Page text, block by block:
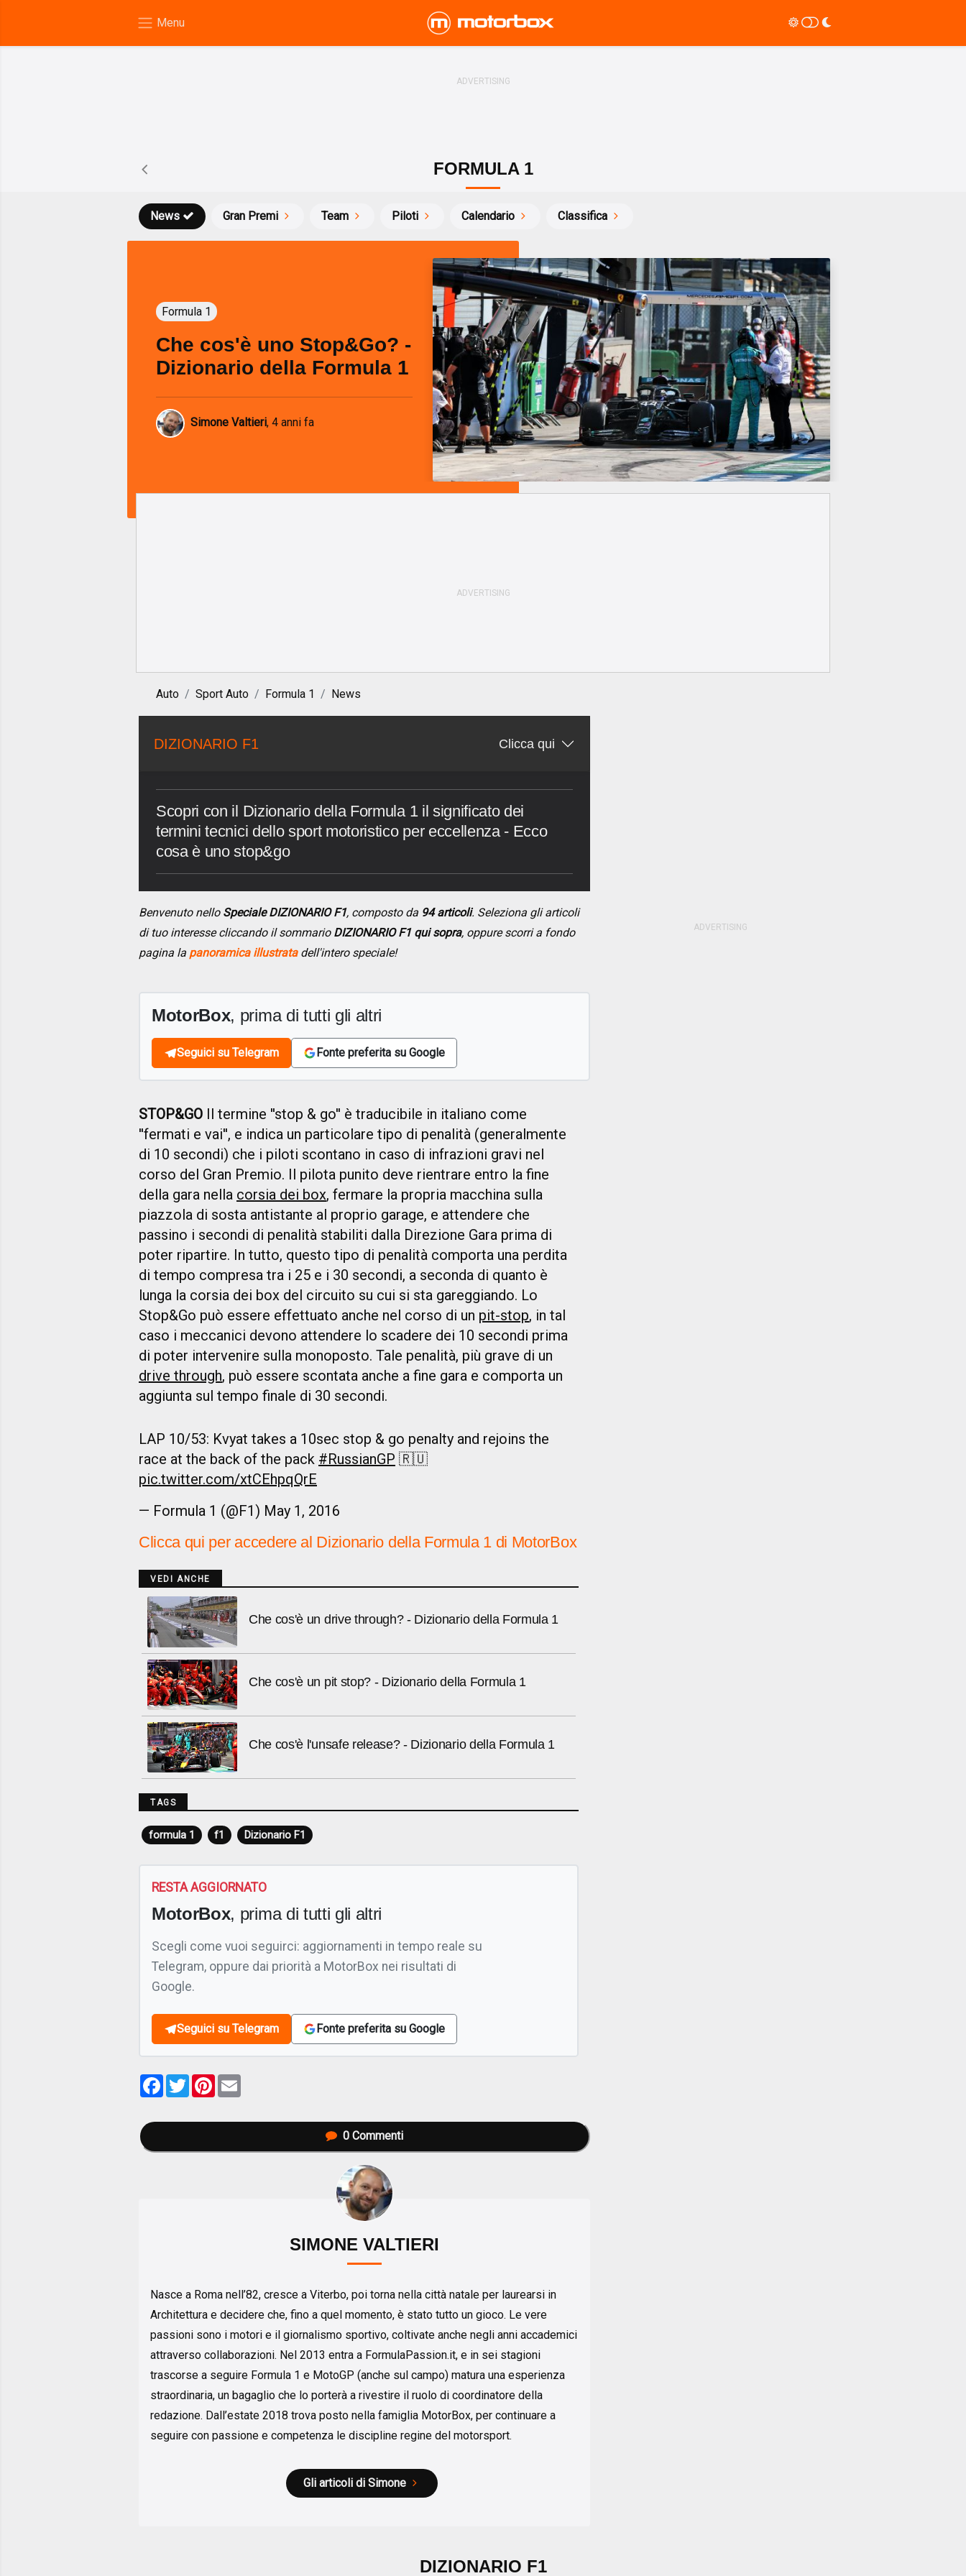
FORMULA 1
News Gran Premi Team Piloti Calendario Classifica
Formula 1
Che cos'è uno Stop&Go? -
Dizionario della Formula 1
Simone Valtieri, 4 anni fa
Auto Sport Auto Formula 1 News
DIZIONARIO F1 Clicca qui
Scopri con il Dizionario della Formula 1 il significato dei
termini tecnici dello sport motoristico per eccellenza - Ecco
cosa è uno stop&go
Benvenuto nello Speciale DIZIONARIO F1, composto da 94 articoli. Seleziona gli articoli
di tuo interesse cliccando il sommario DIZIONARIO F1 qui sopra, oppure scorri a fondo
pagina la panoramica illustratadell'intero speciale!
MotorBox, prima di tutti gli altri
Seguici su Telegram Fonte preferita su Google
STOP&GO Il termine ''stop & go'' è traducibile in italiano come
''fermati e vai'', e indica un particolare tipo di penalità (generalmente
di 10 secondi) che i piloti scontano in caso di infrazioni gravi nel
corso del Gran Premio. Il pilota punito deve rientrare entro la fine
della gara nella corsia dei box, fermare la propria macchina sulla
piazzola di sosta antistante al proprio garage, e attendere che
passino i secondi di penalità stabiliti dalla Direzione Gara prima di
poter ripartire. In tutto, questo tipo di penalità comporta una perdita
di tempo compresa tra i 25 e i 30 secondi, a seconda di quanto è
lunga la corsia dei box del circuito su cui si sta gareggiando. Lo
Stop&Go può essere effettuato anche nel corso di un pit-stop, in tal
caso i meccanici devono attendere lo scadere dei 10 secondi prima
di poter intervenire sulla monoposto. Tale penalità, più grave di un
drive through, può essere scontata anche a fine gara e comporta un
aggiunta sul tempo finale di 30 secondi.
LAP 10/53: Kvyat takes a 10sec stop & go penalty and rejoins the
race at the back of the pack #RussianGP 🇷🇺
pic.twitter.com/xtCEhpqQrE
— Formula 1 (@F1) May 1, 2016
Clicca qui per accedere al Dizionario della Formula 1 di MotorBox
VEDI ANCHE
Che cos'è un drive through? - Dizionario della Formula 1
Che cos'è un pit stop? - Dizionario della Formula 1
Che cos'è l'unsafe release? - Dizionario della Formula 1
TAGS
formula 1 f1 Dizionario F1
RESTA AGGIORNATO
MotorBox, prima di tutti gli altri
Scegli come vuoi seguirci: aggiornamenti in tempo reale su
Telegram, oppure dai priorità a MotorBox nei risultati di
Google.
Seguici su Telegram Fonte preferita su Google
Facebook
TwitterPinterest
0 Commenti
SIMONE VALTIERI
Nasce a Roma nell’82, cresce a Viterbo, poi torna nella città natale per laurearsi in
Architettura e decidere che, fino a quel momento, è stato tutto un gioco. Le vere
passioni sono i motori e il giornalismo sportivo, coltivate anche negli anni accademici
attraverso collaborazioni. Nel 2013 entra a FormulaPassion.it, e in sei stagioni
trascorse a seguire Formula 1 e MotoGP (anche sul campo) matura una esperienza
straordinaria, un bagaglio che lo porterà a rivestire il ruolo di coordinatore della
redazione. Dall’estate 2018 trova posto nella famiglia MotorBox, per continuare a
seguire con passione e competenza le discipline regine del motorsport.
Gli articoli di Simone
DIZIONARIO F1